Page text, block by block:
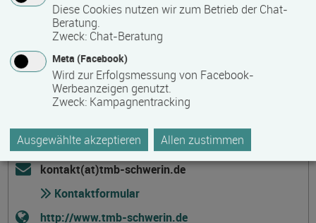
Thomas-Morus-Bildungswerk Schwerin
Klosterstr. 26
19053 Schwerin
0385-20754070
kontakt(at)tmb-schwerin.de
Kontaktformular
http://www.tmb-schwerin.de
Diese Cookies nutzen wir zum Betrieb der Chat-
Beratung.
Zweck: Chat-Beratung
Meta (Facebook)
Wird zur Erfolgsmessung von Facebook-
Werbeanzeigen genutzt.
Zweck: Kampagnentracking
Ausgewählte akzeptieren Allen zustimmen